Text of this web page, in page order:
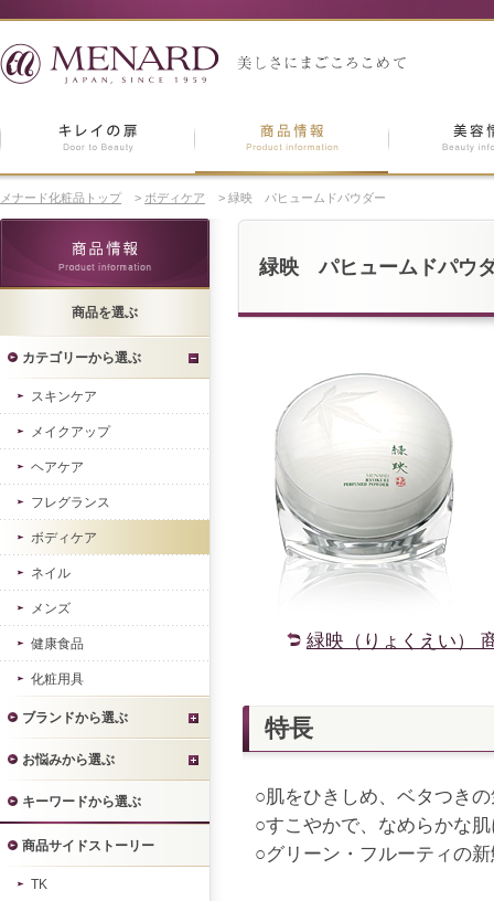
メナード化粧品トップ > ボディケア > 緑映 パヒュームドパウダー
緑映 パヒュームドパウ
緑映（りょくえい）
特長
○肌をひきしめ、ベタつき
○すこやかで、なめらかな
○グリーン・フルーティの
商品を選ぶ
カテゴリーから選ぶ
スキンケア
メイクアップ
ヘアケア
フレグランス
ボディケア
ネイル
メンズ
健康食品
化粧用具
ブランドから選ぶ
お悩みから選ぶ
キーワードから選ぶ
商品サイドストーリー
TK